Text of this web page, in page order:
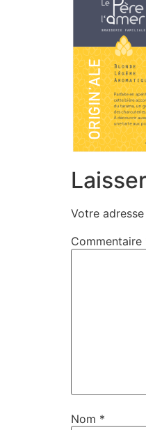
Votre
Commentaire
Nom *